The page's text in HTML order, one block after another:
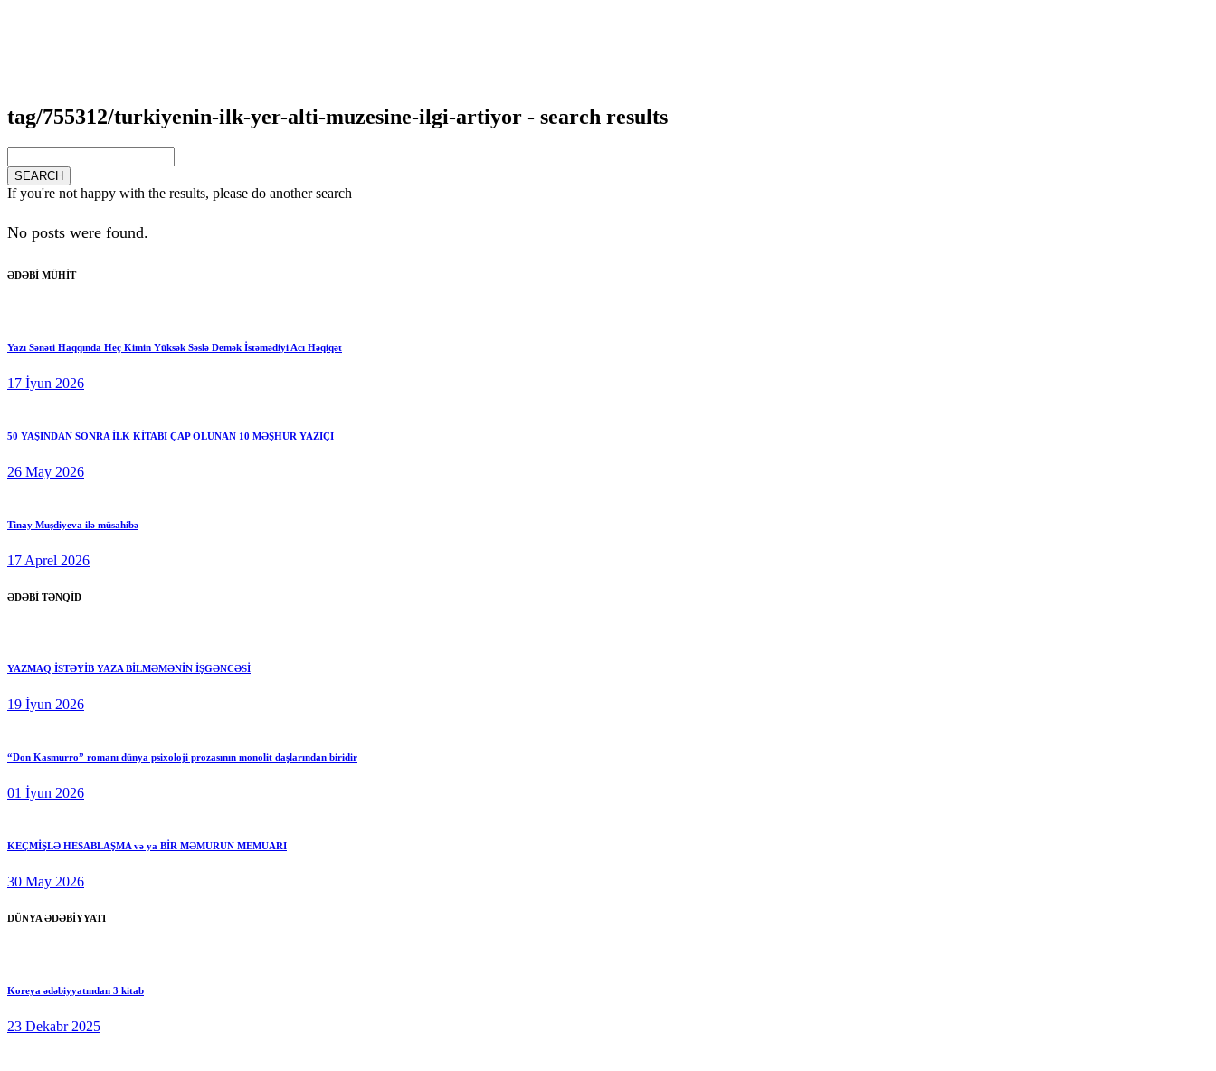
tag/755312/turkiyenin-ilk-yer-alti-muzesine-ilgi-artiyor - search results
If you're not happy with the results, please do another search
No posts were found.
ƏDƏBİ MÜHİT
Yazı Sənəti Haqqında Heç Kimin Yüksək Səslə Demək İstəmədiyi Acı Həqiqət
17 İyun 2026
50 YAŞINDAN SONRA İLK KİTABI ÇAP OLUNAN 10 MƏŞHUR YAZIÇI
26 May 2026
Tinay Muşdiyeva ilə müsahibə
17 Aprel 2026
ƏDƏBİ TƏNQİD
YAZMAQ İSTƏYİB YAZA BİLMƏMƏNİN İŞGƏNCƏSİ
19 İyun 2026
“Don Kasmurro” romanı dünya psixoloji prozasının monolit daşlarından biridir
01 İyun 2026
KEÇMİŞLƏ HESABLAŞMA və ya BİR MƏMURUN MEMUARI
30 May 2026
DÜNYA ƏDƏBİYYATI
Koreya ədəbiyyatından 3 kitab
23 Dekabr 2025